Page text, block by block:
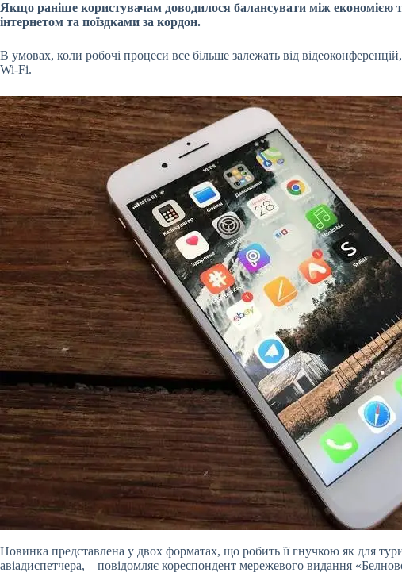
Якщо раніше користувачам доводилося балансувати між економією
інтернетом та поїздками за кордон.
В умовах, коли робочі процеси все більше залежать від
Wi-Fi.
Новинка представлена у двох форматах, що робить її гнучкою як для
авіадиспетчера, – повідомляє кореспондент мережевого видання